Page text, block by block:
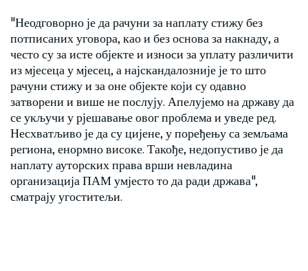
"Неодговорно је да рачуни за наплату стижу без
потписаних уговора, као и без основа за накнаду, а
често су за исте објекте и износи за уплату различити
из мјесеца у мјесец, а најскандалозније је то што
рачуни стижу и за оне објекте који су одавно
затворени и више не послују. Апелујемо на државу да
се укључи у рјешавање овог проблема и уведе ред.
Несхватљиво је да су цијене, у поређењу са земљама
региона, енормно високе. Такође, недопустиво је да
наплату ауторских права врши невладина
организација ПАМ умјесто то да ради држава",
сматрају угоститељи.